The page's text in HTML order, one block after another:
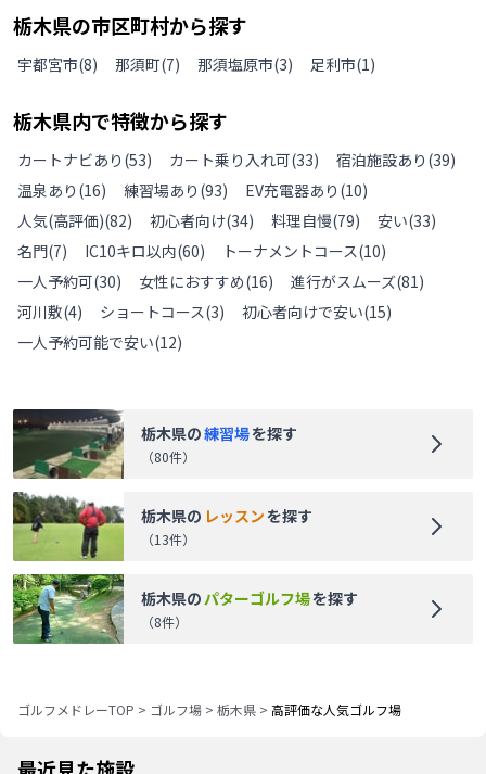
栃木県の市区町村から探す
宇都宮市(8) 那須町(7) 那須塩原市(3) 足利市(1)
栃木県内で特徴から探す
カートナビあり (53) カート乗り入れ可(33) 宿泊施設あり (39)
温泉あり (16) 練習場あり (93) EV充電器あり (10)
人気(高評価)(82) 初心者向け(34) 料理自慢(79) 安い(33)
名門(7) IC10キロ以内(60) トーナメントコース(10)
一人予約可(30) 女性におすすめ(16) 進行がスムーズ(81)
河川敷(4) ショートコース(3) 初心者向けで安い(15)
一人予約可能で安い(12)
栃木県の練習場を探す
（80件）
栃木県の レッスンを探す
（13件）
栃木県の パターゴルフ場を探す
（8件）
ゴルフメドレーTOP > ゴルフ場 > 栃木県 > 高評価な人気ゴルフ場
最近見た施設